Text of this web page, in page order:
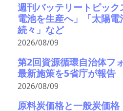
週刊バッテリートピッ
電池を生産へ」「太陽
続々」など
2026/08/09
第2回資源循環自治体フ
最新施策を5省庁が報告
2026/08/09
原料炭価格と一般炭価格